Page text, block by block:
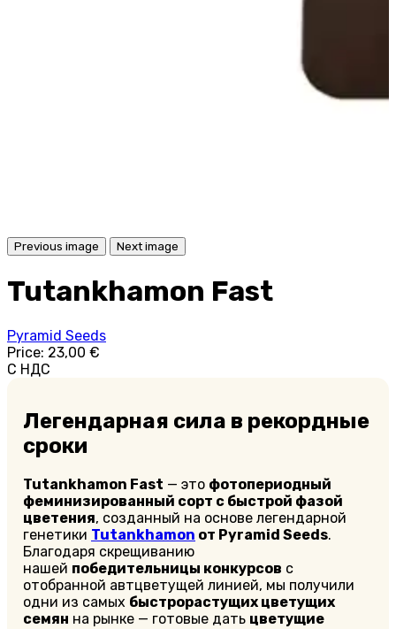
Previous image Next image
Tutankhamon Fast
Pyramid Seeds
Price: 23,00 €
С НДС
Легендарная сила в рекордные
сроки
Tutankhamon Fast — это фотопериодный
феминизированный сорт с быстрой фазой
цветения, созданный на основе легендарной
генетики Tutankhamon от Pyramid Seeds.
Благодаря скрещиванию
нашей победительницы конкурсов с
отобранной автцветущей линией, мы получили
одни из самых быстрорастущих цветущих
семян на рынке — готовые дать цветущие